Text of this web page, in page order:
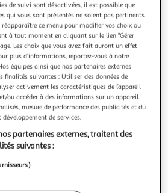
150x240cm blanc
150 cm
: Doux & Agréable Nappe
A Motifs Couleur : Blanc
le prix de ce produit ?
Afficher le prix
de suivi sont désactivées, il est possible que
qui vous sont présentés ne soient pas pertinents
ce menu pour modifier vos choix ou
à tout moment en cliquant sur le lien "Gérer
Les choix que vous avez fait auront un effet
plus d’informations, reportez-vous à notre
équipes ainsi que nos partenaires externes
finalités suivantes : Utiliser des données de
activement les caractéristiques de l’appareil
ou accéder à des informations sur un appareil.
mesure de performance des publicités et du
développement de services.
partenaires externes, traitent des
suivantes :